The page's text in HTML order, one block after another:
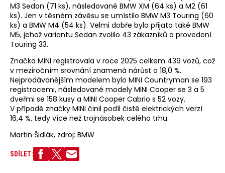
M3 Sedan (71 ks), následované BMW XM (64 ks) a M2 (61
ks). Jen v těsném závěsu se umístilo BMW M3 Touring (60
ks) a BMW M4 (54 ks). Velmi dobře bylo přijato také BMW
M5, jehož variantu Sedan zvolilo 43 zákazníků a provedení
Touring 33.
Značka MINI registrovala v roce 2025 celkem 439 vozů, což
v meziročním srovnání znamená nárůst o 18,0 %.
Nejprodávanějším modelem bylo MINI Countryman se 193
registracemi, následované modely MINI Cooper se 3 a 5
dveřmi se 158 kusy a MINI Cooper Cabrio s 52 vozy.
V případě značky MINI činil podíl čistě elektrických verzí
16,4 %, tedy více než trojnásobek celého trhu.
Martin Šidlák, zdroj: BMW
SDÍLET: